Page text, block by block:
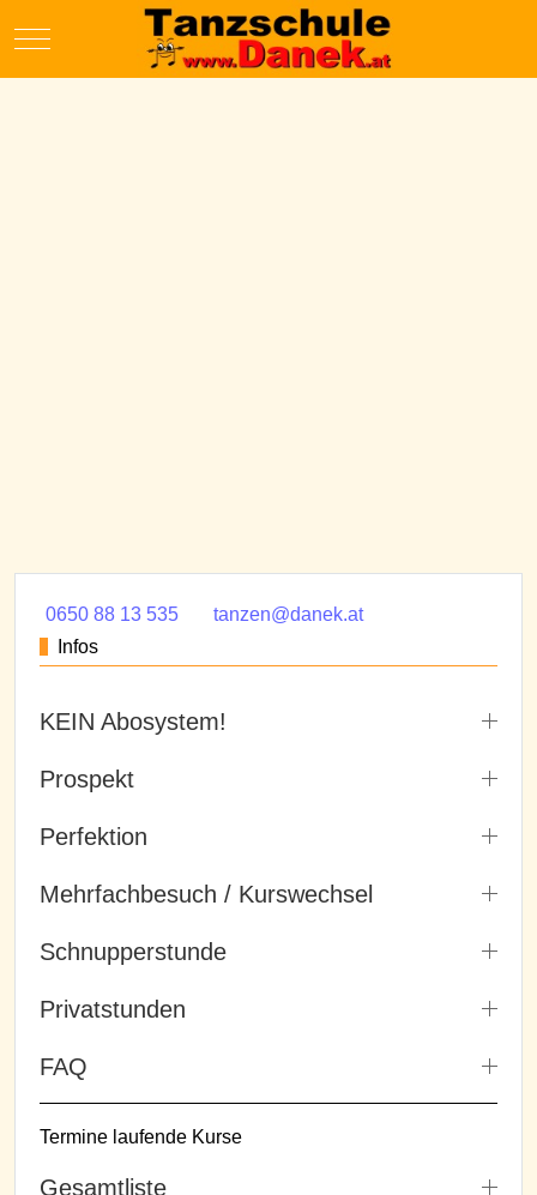
Mobile Menu Toggle
0650 88 13 535
tanzen@danek.at
Infos
KEIN Abosystem!
Prospekt
Perfektion
Mehrfachbesuch / Kurswechsel
Schnupperstunde
Privatstunden
FAQ
Termine laufende Kurse
Gesamtliste